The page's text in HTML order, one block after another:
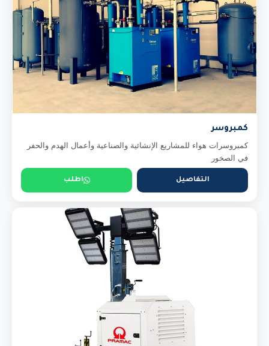
كمبروسر
كمبروسرات هواء للمشاريع الإنشائية والصناعية وأعمال الهدم والحفر
في الصخور
التفاصيل اطلب